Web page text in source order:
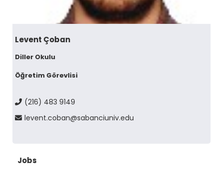
Levent Çoban
Diller Okulu
Öğretim Görevlisi
(216) 483 9149
levent.coban@sabanciuniv.edu
Jobs